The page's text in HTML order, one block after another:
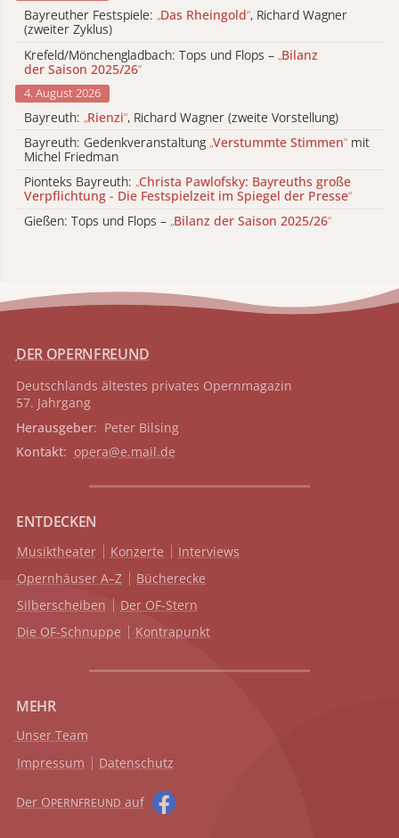
Bayreuther Festspiele: „Das Rheingold“, Richard Wagner
(zweiter Zyklus)
Krefeld/Mönchengladbach: Tops und Flops – „Bilanz
der Saison 2025/26“
4. August 2026
Bayreuth: „Rienzi“, Richard Wagner (zweite Vorstellung)
Bayreuth: Gedenkveranstaltung „Verstummte Stimmen“ mit
Michel Friedman
Pionteks Bayreuth: „Christa Pawlofsky: Bayreuths große
Verpflichtung - Die Festspielzeit im Spiegel der Presse“
Gießen: Tops und Flops – „Bilanz der Saison 2025/26“
DER OPERNFREUND
Deutschlands ältestes privates Opernmagazin
57. Jahrgang
Herausgeber: Peter Bilsing
Kontakt: opera@e.mail.de
ENTDECKEN
Musiktheater Konzerte
Interviews
Opernhäuser A–Z
Bücherecke
Silberscheiben
Der OF-Stern
Die OF-Schnuppe
Kontrapunkt
MEHR
Unser Team
Impressum
Datenschutz
Der OPERNFREUND auf